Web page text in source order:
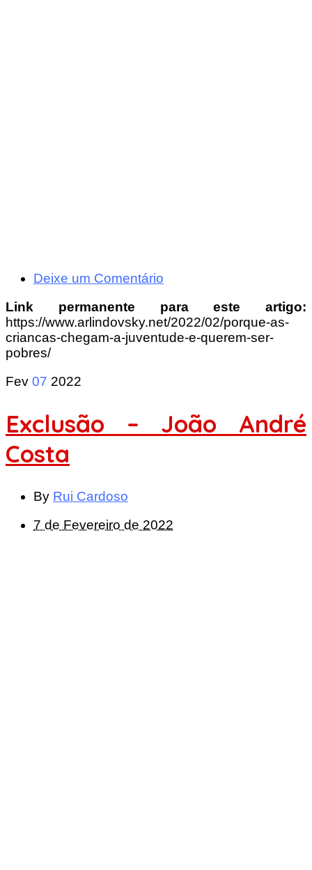
Deixe um Comentário
Link permanente para este artigo:
https://www.arlindovsky.net/2022/02/porque-as-
criancas-chegam-a-juventude-e-querem-ser-
pobres/
Fev 07 2022
Exclusão – João André
Costa
By Rui Cardoso
7 de Fevereiro de 2022